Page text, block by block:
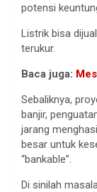
potensi
Listrik bisa
terukur.
Baca juga:
Sebaliknya,
banjir,
jarang
besar untuk
“bankable”.
Di sinilah